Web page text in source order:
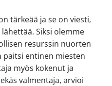
tärkeää ja se on viesti,
Siksi olemme
resurssin nuorten
paitsi entinen miesten
myös kokenut ja
valmentaja, arvioi